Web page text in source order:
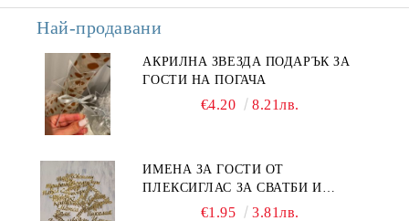
Най-продавани
АКРИЛНА ЗВЕЗДА ПОДАРЪК ЗА
ГОСТИ НА ПОГАЧА
€4.20 8.21лв.
ИМЕНА ЗА ГОСТИ ОТ
ПЛЕКСИГЛАС ЗА СВАТБИ И
СЪБИТИЯ€1.95 3.81лв.